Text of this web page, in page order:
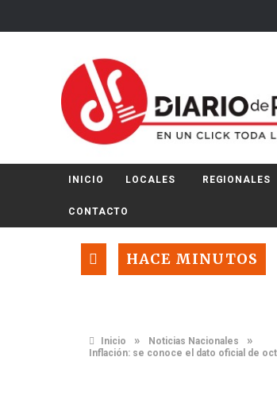
INICIO LOCALES REGIONALES
CONTACTO
HACE MINUTOS
Inicio » Noticias Nacionales »
Inflación: se conoce el dato oficial de